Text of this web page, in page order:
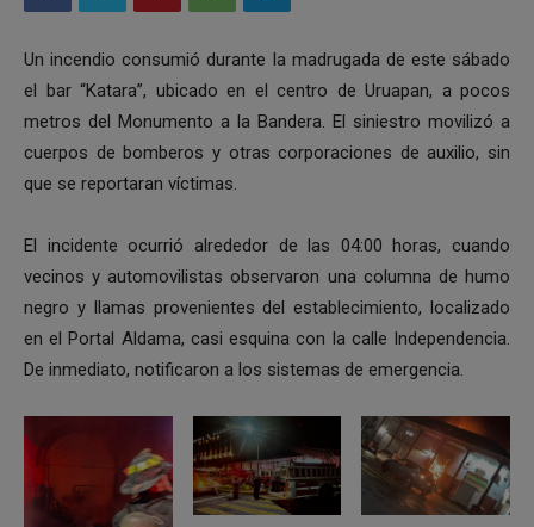
Un incendio consumió durante la madrugada de este sábado
el bar “Katara”, ubicado en el centro de Uruapan, a pocos
metros del Monumento a la Bandera. El siniestro movilizó a
cuerpos de bomberos y otras corporaciones de auxilio, sin
que se reportaran víctimas.
El incidente ocurrió alrededor de las 04:00 horas, cuando
vecinos y automovilistas observaron una columna de humo
negro y llamas provenientes del establecimiento, localizado
en el Portal Aldama, casi esquina con la calle Independencia.
De inmediato, notificaron a los sistemas de emergencia.